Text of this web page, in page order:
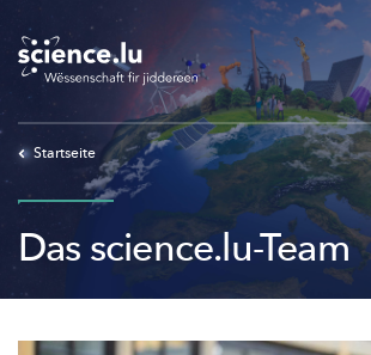
main
content
Startseite
Das science.lu-Team